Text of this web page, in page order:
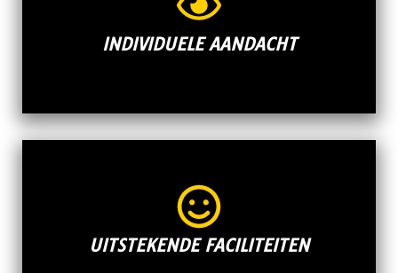
INDIVIDUELE AANDACHT
UITSTEKENDE FACILITEITEN